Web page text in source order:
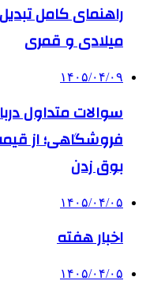
راهنمای کامل
میلادی و قمری
۱۴۰۵/۰۴/۰۹
سوالات متداول
فروشگاهی؛ از
بوق زدن
۱۴۰۵/۰۴/۰۵
اخبار هفته
۱۴۰۵/۰۴/۰۵